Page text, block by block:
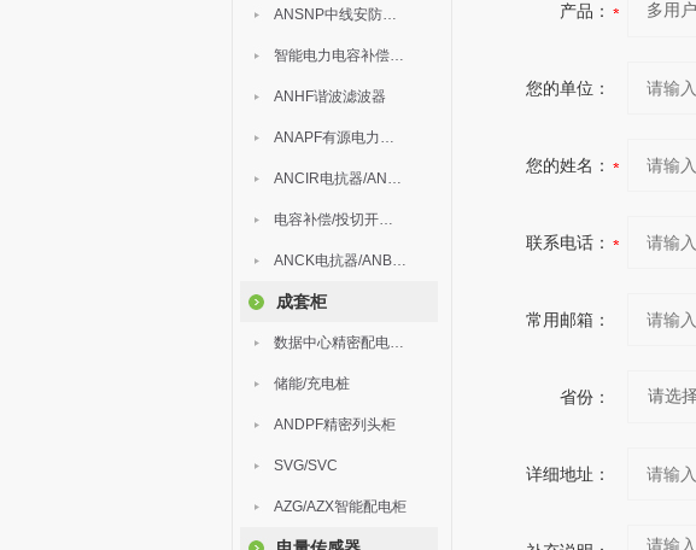
ANSNP中线安防保护器
智能电力电容补偿装置
ANHF谐波滤波器
ANAPF有源电力滤波器
ANCIR电抗器/ANHPD300谐波保护器
电容补偿/投切开关/ARC
ANCK电抗器/ANBSMJ自愈式低压并联电容器
成套柜
数据中心精密配电监控装置
储能/充电桩
ANDPF精密列头柜
SVG/SVC
AZG/AZX智能配电柜
产品：
您的单位：
您的姓名：
联系电话：
常用邮箱：
省份：
详细地址：